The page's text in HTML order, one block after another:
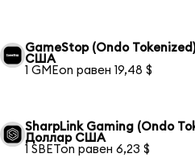
GameStop (Ondo
США
1 GMEon равен 19,48 $
SharpLink Gaming (Ondo
Доллар США
1 SBETon равен 6,23 $